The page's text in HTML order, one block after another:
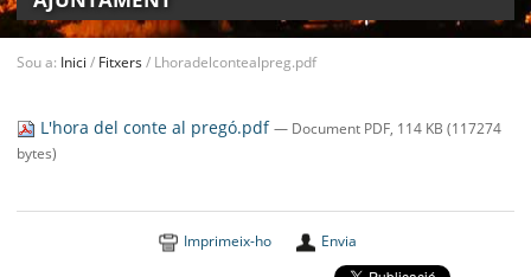
BELL-LLOC SOLUCIONA
Sou a: Inici / Fitxers/ Lhoradelcontealpreg.pdf
L'hora del conte al pregó.pdf— Document PDF, 114 KB (117274
bytes)
Imprimeix-ho Envia